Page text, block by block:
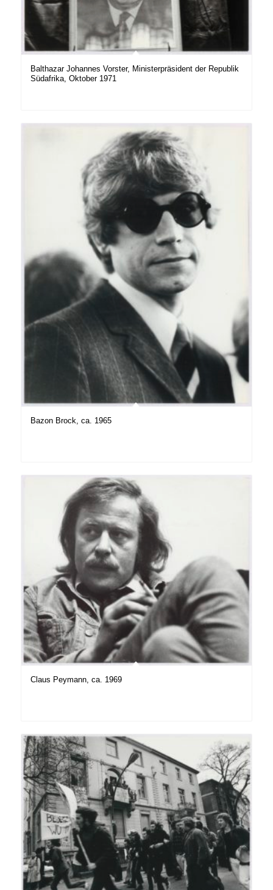
Balthazar Johannes Vorster, Ministerpräsident der Republik
Südafrika, Oktober 1971
Bazon Brock, ca. 1965
Claus Peymann, ca. 1969